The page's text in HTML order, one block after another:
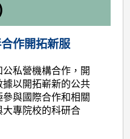
作開拓新服
私營機構合作，開
以開拓嶄新的公共
與國際合作和相關
專院校的科研合